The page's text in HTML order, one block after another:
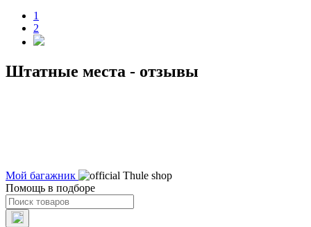
1
2
Штатные места - отзывы
Мой багажник
Помощь в подборе